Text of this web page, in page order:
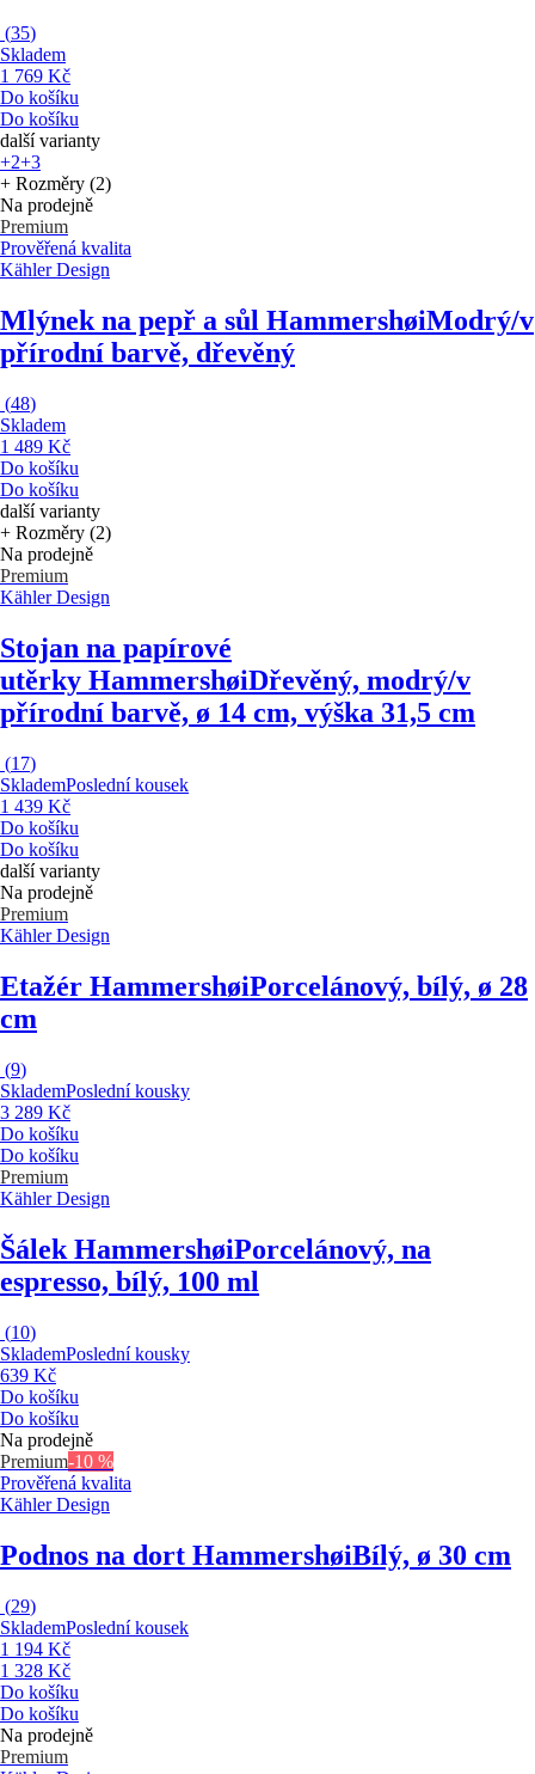
(35)
Skladem
1 769 Kč
Do košíku
Do košíku
další varianty
+2+3
+ Rozměry (2)
Na prodejně
Premium
Prověřená kvalita
Kähler Design
Mlýnek na pepř a sůl HammershøiModrý/v
přírodní barvě, dřevěný
(48)
Skladem
1 489 Kč
Do košíku
Do košíku
další varianty
+ Rozměry (2)
Na prodejně
Premium
Kähler Design
Stojan na papírové
utěrky HammershøiDřevěný, modrý/v
přírodní barvě, ø 14 cm, výška 31,5 cm
(17)
SklademPoslední kousek
1 439 Kč
Do košíku
Do košíku
další varianty
Na prodejně
Premium
Kähler Design
Etažér HammershøiPorcelánový, bílý, ø 28
cm
(9)
SklademPoslední kousky
3 289 Kč
Do košíku
Do košíku
Premium
Kähler Design
Šálek HammershøiPorcelánový, na
espresso, bílý, 100 ml
(10)
SklademPoslední kousky
639 Kč
Do košíku
Do košíku
Na prodejně
Premium-10 %
Prověřená kvalita
Kähler Design
Podnos na dort HammershøiBílý, ø 30 cm
(29)
SklademPoslední kousek
1 194 Kč
1 328 Kč
Do košíku
Do košíku
Na prodejně
Premium